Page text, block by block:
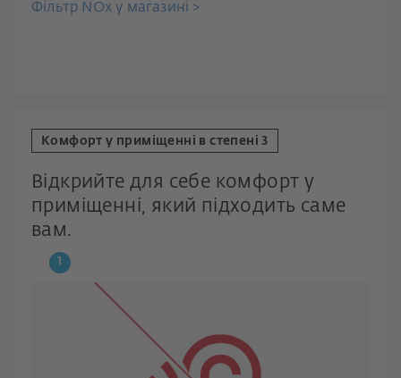
Фільтр NOx у магазині >
Комфорт у приміщенні в степені 3
Відкрийте для себе комфорт у
приміщенні, який підходить саме
вам.